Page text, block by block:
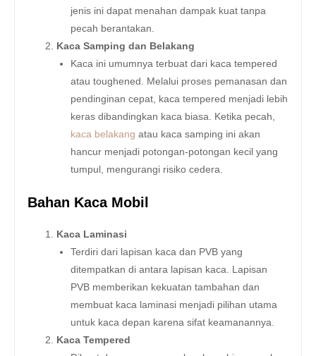
jenis ini dapat menahan dampak kuat tanpa
pecah berantakan.
Kaca Samping dan Belakang
Kaca ini umumnya terbuat dari kaca tempered
atau toughened. Melalui proses pemanasan dan
pendinginan cepat, kaca tempered menjadi lebih
keras dibandingkan kaca biasa. Ketika pecah,
kaca belakang atau kaca samping ini akan
hancur menjadi potongan-potongan kecil yang
tumpul, mengurangi risiko cedera.
Bahan Kaca Mobil
Kaca Laminasi
Terdiri dari lapisan kaca dan PVB yang
ditempatkan di antara lapisan kaca. Lapisan
PVB memberikan kekuatan tambahan dan
membuat kaca laminasi menjadi pilihan utama
untuk kaca depan karena sifat keamanannya.
Kaca Tempered